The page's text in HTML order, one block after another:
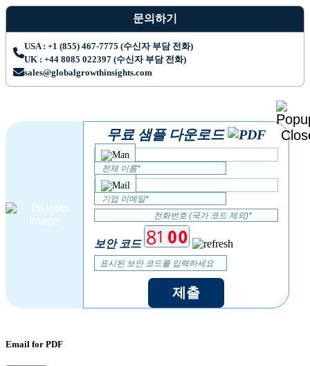
문의하기
USA : +1 (855) 467-7775 (수신자 부담 전화)
UK : +44 8085 022397 (수신자 부담 전화)
sales@globalgrowthinsights.com
무료 샘플 다운로드
보안 코드
제출
Email for PDF